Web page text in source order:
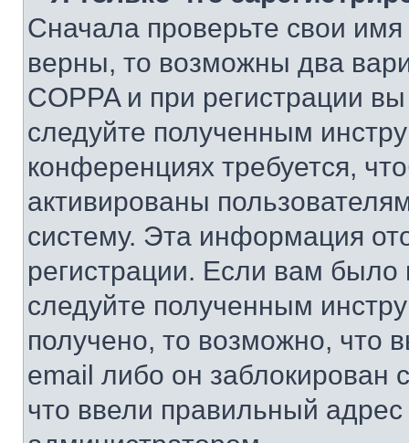
Сначала проверьте свои
верны, то возможны два
COPPA и при регистрации
следуйте полученным
конференциях требуется,
активированы
систему. Эта информация
регистрации. Если вам
следуйте полученным
получено, то возможно, что
email либо он
что ввели правильный адрес